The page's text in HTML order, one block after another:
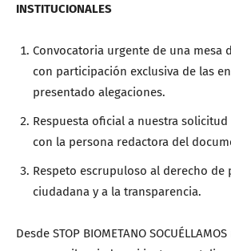
INSTITUCIONALES
Convocatoria urgente de una mesa
con participación exclusiva de las
presentado alegaciones.
Respuesta oficial a nuestra
con la persona redactora del
Respeto escrupuloso al derecho de
ciudadana y a la transparencia.
Desde STOP BIOMETANO